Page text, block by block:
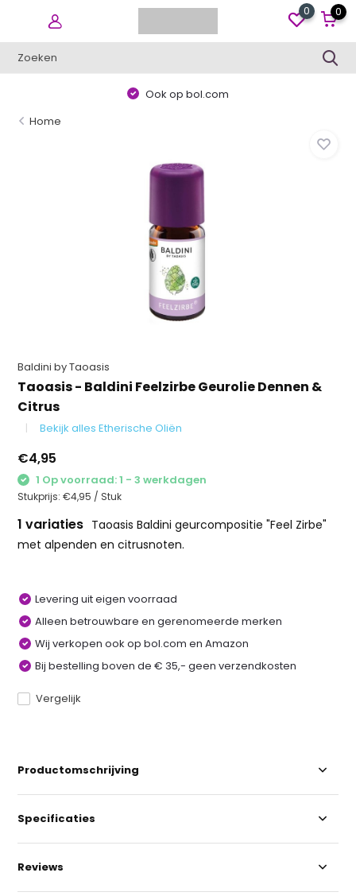
0 0
Ook op bol.com
Home
Baldini by Taoasis
Taoasis - Baldini Feelzirbe Geurolie Dennen &
Citrus
Bekijk alles Etherische Oliën
€4,95
1 Op voorraad: 1 - 3 werkdagen
Stukprijs:€4,95 / Stuk
1 variaties Taoasis Baldini geurcompositie "Feel Zirbe"
met alpenden en citrusnoten.
Levering uit eigen voorraad
Alleen betrouwbare en gerenomeerde merken
Wij verkopen ook op bol.com en Amazon
Bij bestelling boven de € 35,- geen verzendkosten
Vergelijk
Productomschrijving
Specificaties
Reviews